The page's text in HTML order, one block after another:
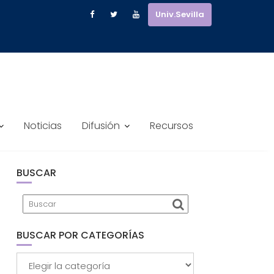
Univ.Sevilla
Noticias Difusión Recursos
SOBRE IGUALDAD DE GÉNERO
BUSCAR
BUSCAR POR CATEGORÍAS